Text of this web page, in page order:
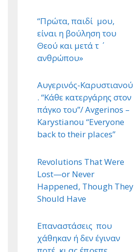
“Πρώτα, παιδί μου,
είναι η βούληση του
Θεού και μετά τ ΄
ανθρώπου»
Αυγερινός-Καρυστιανού
. “Κάθε κατεργάρης στον
πάγκο του”/ Avgerinos –
Karystianou “Εveryone
back to their places”
Revolutions That Were
Lost—or Never
Happened, Though They
Should Have
Επαναστάσεις που
χάθηκαν ή δεν έγιναν